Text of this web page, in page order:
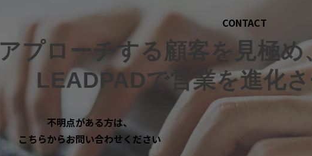
CONTACT
アプローチする顧客を見極め
LEADPADで営業を進化さ
不明点がある方は、
こちらからお問い合わせください